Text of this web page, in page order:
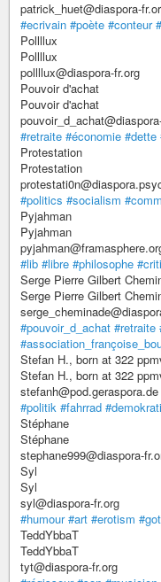
patrick_huet@diaspora-
#ecrivain #poète #conteur
Pollllux
Pollllux
pollllux@diaspora-fr.org
Pouvoir d'achat
Pouvoir d'achat
#retraite #économie #dette
Protestation
Protestation
#politics #socialism
Pyjahman
Pyjahman
#lib #libre #philosophe
Serge Pierre Gilbert
Serge Pierre Gilbert
#pouvoir_d_achat #retraite
Stefan H., born at 322
Stefan H., born at 322
stefanh@pod.geraspora.de
#politik #fahrrad
Stéphane
Stéphane
stephane999@diaspora-
Syl
Syl
syl@diaspora-fr.org
#humour #art #erotism
TeddYbbaT
TeddYbbaT
tyt@diaspora-fr.org